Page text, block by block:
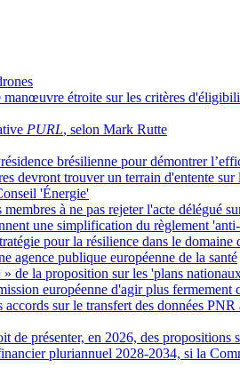
étroite sur les critères
PURL, selon Mark Rutte
brésilienne pour démontrer
devront trouver un terrain d'entente sur
'Énergie'
à ne pas rejeter l'acte délégué
une simplification du règlement
pour la résilience dans le domaine
agence publique européenne de la santé
» de la proposition sur les 'plans
européenne d'agir plus fermement
sur le transfert des données
de présenter, en 2026, des propositions
pluriannuel 2028-2034, si la